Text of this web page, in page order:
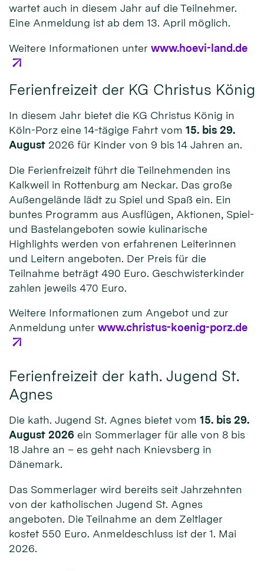
wartet auch in diesem Jahr auf die Teilnehmer.
Eine Anmeldung ist ab dem 13. April möglich.
Weitere Informationen unter www.hoevi-land.de
Ferienfreizeit der KG Christus König
In diesem Jahr bietet die KG Christus König in
Köln-Porz eine 14-tägige Fahrt vom 15. bis 29.
August 2026 für Kinder von 9 bis 14 Jahren an.
Die Ferienfreizeit führt die Teilnehmenden ins
Kalkweil in Rottenburg am Neckar. Das große
Außengelände lädt zu Spiel und Spaß ein. Ein
buntes Programm aus Ausflügen, Aktionen, Spiel-
und Bastelangeboten sowie kulinarische
Highlights werden von erfahrenen Leiterinnen
und Leitern angeboten. Der Preis für die
Teilnahme beträgt 490 Euro. Geschwisterkinder
zahlen jeweils 470 Euro.
Weitere Informationen zum Angebot und zur
Anmeldung unter www.christus-koenig-porz.de
Ferienfreizeit der kath. Jugend St.
Agnes
Die kath. Jugend St. Agnes bietet vom 15. bis 29.
August 2026 ein Sommerlager für alle von 8 bis
18 Jahre an – es geht nach Knievsberg in
Dänemark.
Das Sommerlager wird bereits seit Jahrzehnten
von der katholischen Jugend St. Agnes
angeboten. Die Teilnahme an dem Zeltlager
kostet 550 Euro. Anmeldeschluss ist der 1. Mai
2026.